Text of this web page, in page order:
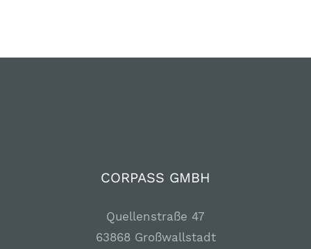
CORPASS GMBH
Quellenstraße 47
63868 Großwallstadt